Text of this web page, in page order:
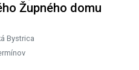
Župného domu
Bystrica